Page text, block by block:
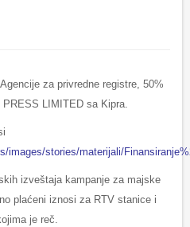
za privredne registre, 50%
LIMITED sa Kipra.
images/stories/materijali/
izveštaja kampanje za majske
plaćeni iznosi za RTV stanice i
je reč.